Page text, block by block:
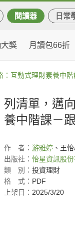
閱讀器 日常
獎 月讀包66折
互動式理財素養中
列清單，邁
養中階課－
作 者： 游雅婷 、王
出版社： 怡星資訊股
類
別： 投資理財
格
式： PDF
上架日： 2025/3/20